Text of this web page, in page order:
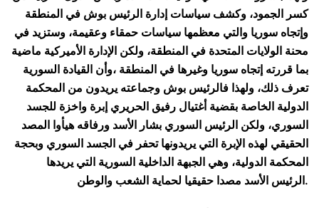
كسر الجمود، وكشف سياسات إدارة الرئيس بوش في المنطقة
وإتجاه سوريا والتي معظمها سياسات حمقاء وعقيمة، وستزيد في
محنة الولايات المتحدة في المنطقة، ولكن الإدارة الأميركية ماضية
بما قررته إتجاه سوريا وغيرها في المنطقة ،وأن القيادة السورية
تعرف ذلك، ولهذا فالرئيس بوش وجماعته يريدون من المحكمة
الدولية الخاصة بقضية أغتيال رفيق الحريري إبرة واخزة للجسد
السوري، ولكن الرئيس السوري بشار الأسد ورفاقه هيأوا المصد
الحقيقي لهذه الإبرة التي يريدونها تحفر في الجسد السوري وبحجة
المحكمة الدولية، وهي الجبهة الداخلية السورية التي يريدها
الرئيس الأسد مصدا حقيقيا لحماية الشعب والوطن.